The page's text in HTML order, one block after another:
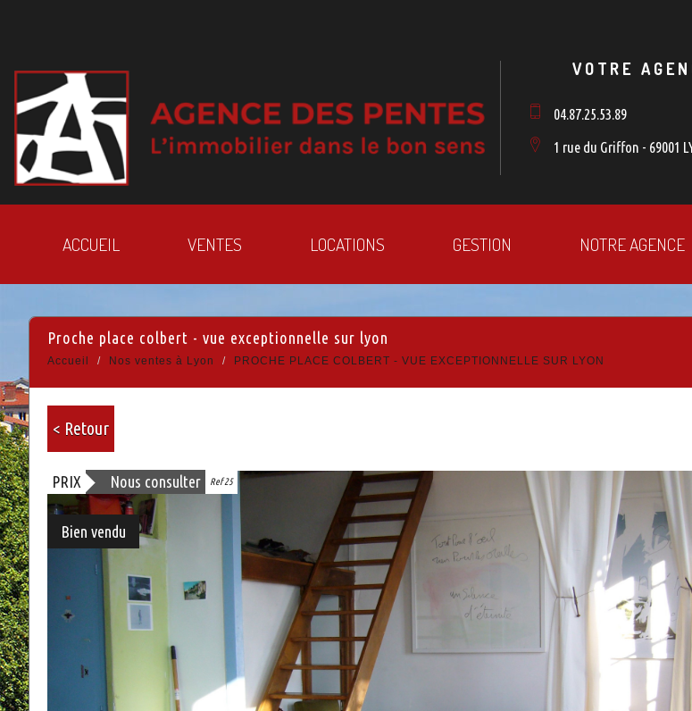
VOTRE
04.87.25.53.89
1 rue du Griffon - 69001
ACCUEIL VENTES LOCATIONS GESTION NOTRE AGENCE
proche place colbert - vue exceptionnelle sur lyon
Accueil Nos ventes à Lyon PROCHE PLACE COLBERT - VUE EXCEPTIONNELLE SUR LYON
< Retour
PRIX Nous consulter Ref 25
Bien vendu